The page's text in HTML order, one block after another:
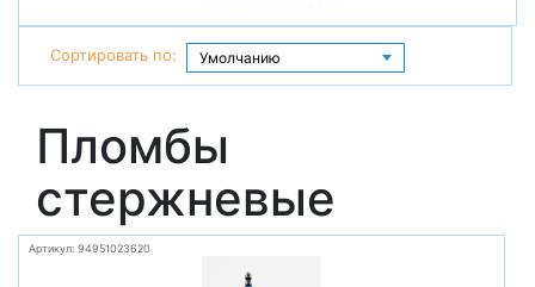
Сортировать по:
Пломбы
стержневые
Артикул: 94951023620